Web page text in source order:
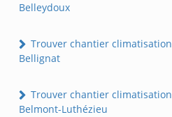
Belleydoux
Trouver chantier climatisation
Bellignat
Trouver chantier climatisation
Belmont-Luthézieu